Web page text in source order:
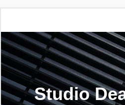
Studio